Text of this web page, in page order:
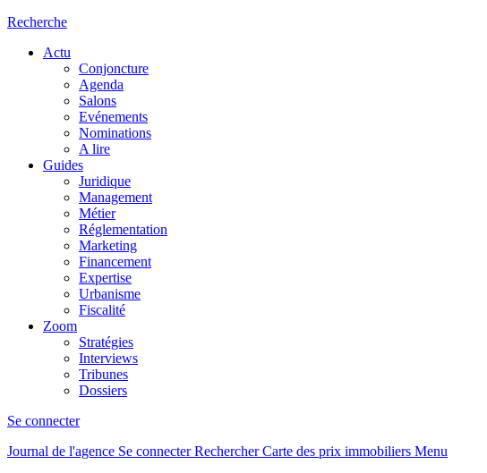
Recherche
Actu
Conjoncture
Agenda
Salons
Evénements
Nominations
A lire
Guides
Juridique
Management
Métier
Réglementation
Marketing
Financement
Expertise
Urbanisme
Fiscalité
Zoom
Stratégies
Interviews
Tribunes
Dossiers
Se connecter
Journal de l'agence Se connecterRechercher Carte des prix immobiliers Menu